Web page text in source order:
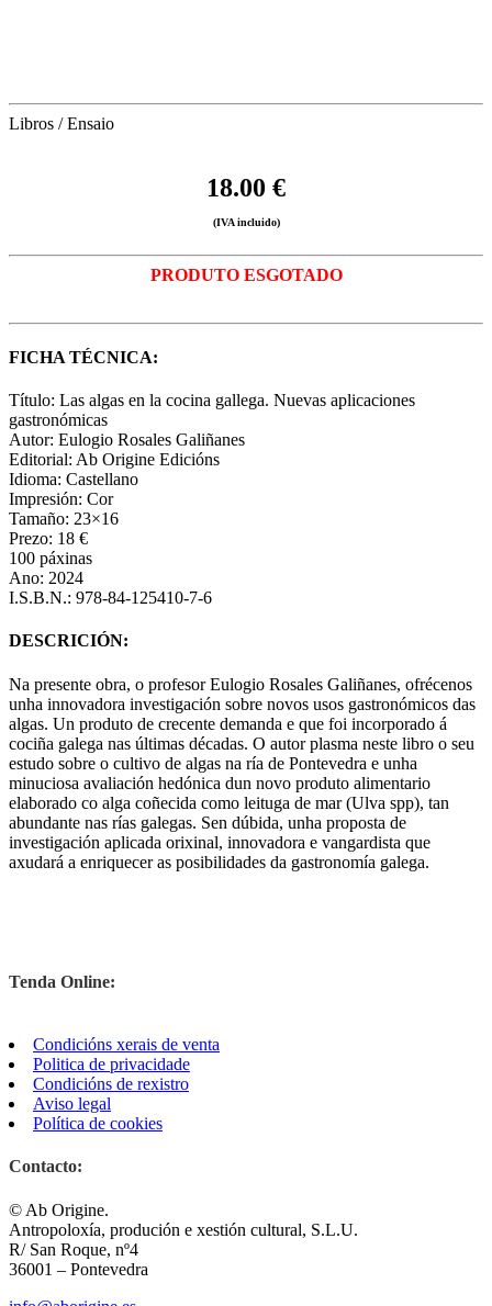
Libros / Ensaio
18.00 €
(IVA incluido)
PRODUTO ESGOTADO
FICHA TÉCNICA:
Título: Las algas en la cocina gallega. Nuevas aplicaciones
gastronómicas
Autor: Eulogio Rosales Galiñanes
Editorial: Ab Origine Edicións
Idioma: Castellano
Impresión: Cor
Tamaño: 23×16
Prezo: 18 €
100 páxinas
Ano: 2024
I.S.B.N.: 978-84-125410-7-6
DESCRICIÓN:
Na presente obra, o profesor Eulogio Rosales Galiñanes, ofrécenos
unha innovadora investigación sobre novos usos gastronómicos das
algas. Un produto de crecente demanda e que foi incorporado á
cociña galega nas últimas décadas. O autor plasma neste libro o seu
estudo sobre o cultivo de algas na ría de Pontevedra e unha
minuciosa avaliación hedónica dun novo produto alimentario
elaborado co alga coñecida como leituga de mar (Ulva spp), tan
abundante nas rías galegas. Sen dúbida, unha proposta de
investigación aplicada orixinal, innovadora e vangardista que
axudará a enriquecer as posibilidades da gastronomía galega.
Tenda Online:
Condicións xerais de venta
Politica de privacidade
Condicións de rexistro
Aviso legal
Política de cookies
Contacto:
© Ab Origine.
Antropoloxía, produción e xestión cultural, S.L.U.
R/ San Roque, nº4
36001 – Pontevedra